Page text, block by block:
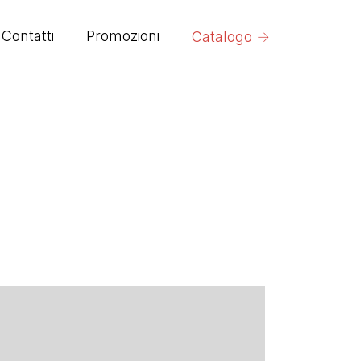
Contatti Promozioni Catalogo →